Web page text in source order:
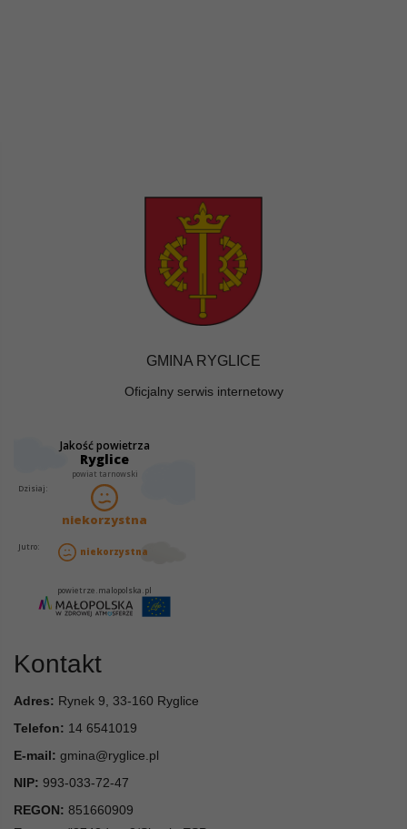
GMINA RYGLICE
Oficjalny serwis internetowy
Kontakt
Adres: Rynek 9, 33-160 Ryglice
Telefon: 14 6541019
E-mail: gmina@ryglice.pl
NIP: 993-033-72-47
REGON: 851660909